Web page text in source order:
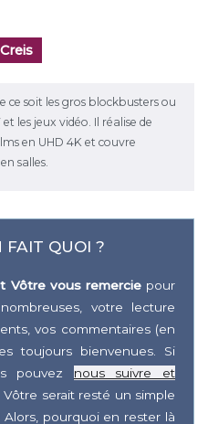
ce soit les gros blockbusters ou
les jeux vidéo. Il réalise de
en UHD 4K et couvre
salles.
FAIT QUOI ?
Vôtre vous remerciepour
votre lecture
vos commentaires (en
toujours bienvenues. Si
pouvez nous suivre et
serait resté un simple
pourquoi en rester là